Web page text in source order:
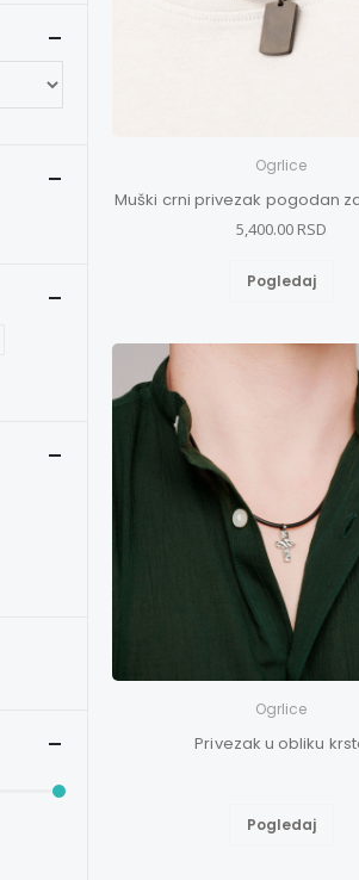
Ogrlice
Muški crni privezak pogodan
5,400.00 RSD
Pogledaj
Ogrlice
Privezak u obliku
Pogledaj